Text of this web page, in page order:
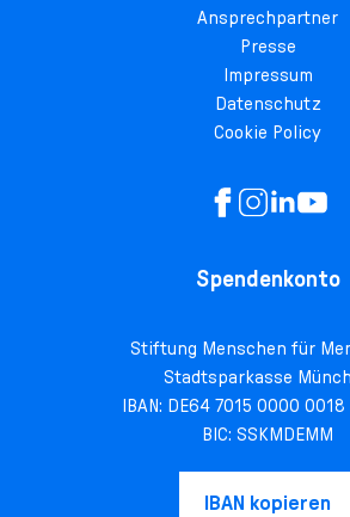
Ansprechpartner
Presse
Impressum
Datenschutz
Cookie Policy
Spendenkonto
Stiftung Menschen für
Stadtsparkasse
IBAN: DE64 7015 0000
BIC: SSKMDEMM
IBAN kopieren